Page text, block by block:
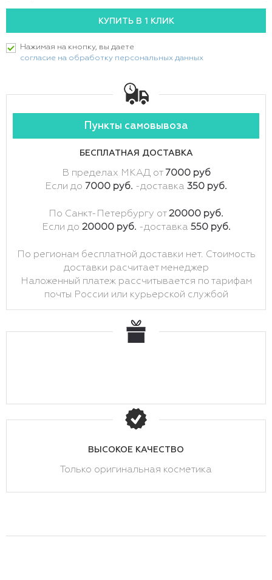
Нажимая на кнопку, вы даете
согласие на обработку персональных данных
Пункты самовывоза
БЕСПЛАТНАЯ ДОСТАВКА
В пределах МКАД от 7000 руб
Если до 7000 руб. -доставка 350 руб.
По Санкт-Петербургу от20000 руб.
Если до 20000 руб. -доставка 550 руб.
По регионам бесплатной доставки нет. Стоимость
доставки расчитает менеджер
Наложенный платеж рассчитывается по тарифам
почты России или курьерской службой
ВЫСОКОЕ КАЧЕСТВО
Только оригинальная косметика